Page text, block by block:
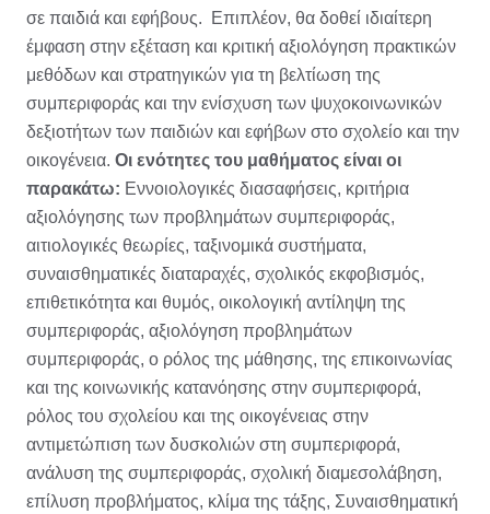
σε παιδιά και εφήβους. Επιπλέον, θα δοθεί ιδιαίτερη
έμφαση στην εξέταση και κριτική αξιολόγηση πρακτικών
μεθόδων και στρατηγικών για τη βελτίωση της
συμπεριφοράς και την ενίσχυση των ψυχοκοινωνικών
δεξιοτήτων των παιδιών και εφήβων στο σχολείο και την
οικογένεια. Οι ενότητες του μαθήματος είναι οι
παρακάτω: Εννοιολογικές διασαφήσεις, κριτήρια
αξιολόγησης των προβλημάτων συμπεριφοράς,
αιτιολογικές θεωρίες, ταξινομικά συστήματα,
συναισθηματικές διαταραχές, σχολικός εκφοβισμός,
επιθετικότητα και θυμός, οικολογική αντίληψη της
συμπεριφοράς, αξιολόγηση προβλημάτων
συμπεριφοράς, ο ρόλος της μάθησης, της επικοινωνίας
και της κοινωνικής κατανόησης στην συμπεριφορά,
ρόλος του σχολείου και της οικογένειας στην
αντιμετώπιση των δυσκολιών στη συμπεριφορά,
ανάλυση της συμπεριφοράς, σχολική διαμεσολάβηση,
επίλυση προβλήματος, κλίμα της τάξης, Συναισθηματική